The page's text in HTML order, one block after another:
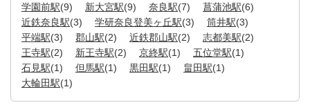
学園前駅(9) 新大宮駅(9) 奈良駅(7) 菖蒲池駅(6)
近鉄奈良駅(3) 学研奈良登美ヶ丘駅(3) 筒井駅(3)
平端駅(3) 郡山駅(2) 近鉄郡山駅(2) 志都美駅(2)
王寺駅(2) 新王寺駅(2) 京終駅(1) 五位堂駅(1)
石見駅(1) 但馬駅(1) 黒田駅(1) 畠田駅(1)
大輪田駅(1)